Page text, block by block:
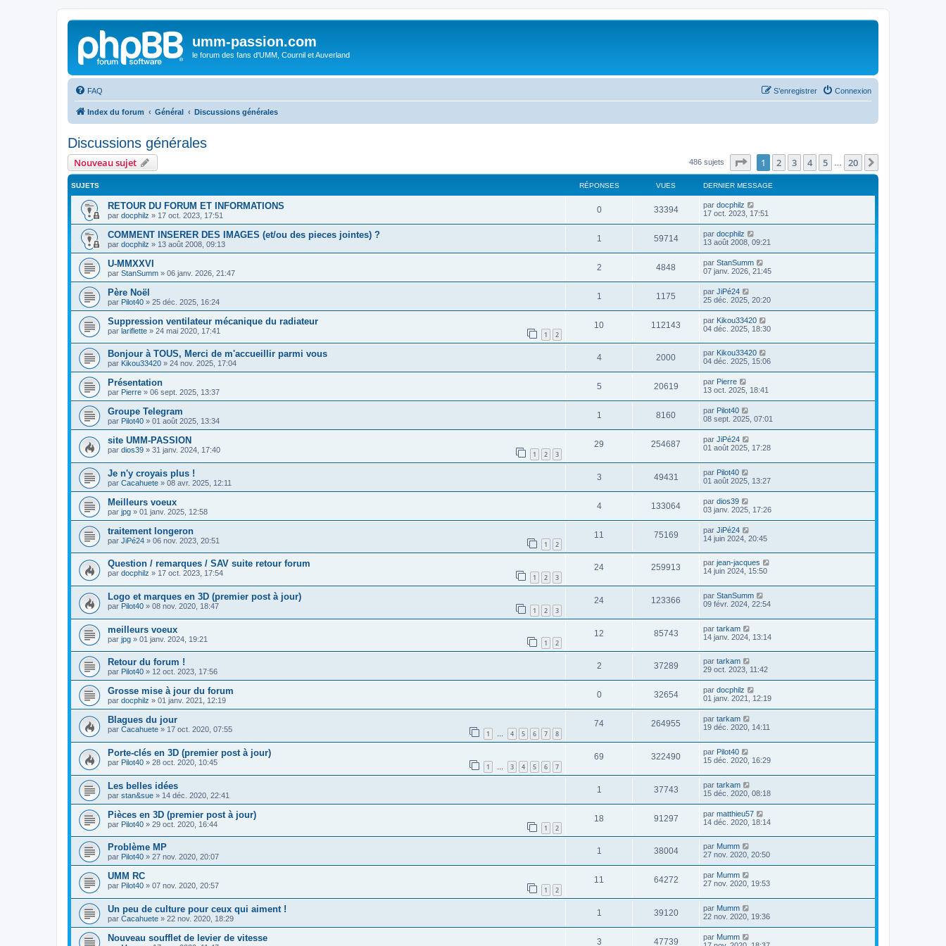
umm-passion.com
le forum des fans d'UMM, Cournil et Auverland
FAQ Connexion
S’enregistrer
Index du forum Général Discussions générales
Discussions générales
Nouveau sujet 486 sujets Page sur20
1 2 3 4 5 20
SUJETS RÉPONSES VUES DERNIER MESSAGE
RETOUR DU FORUM ET INFORMATIONS
par docphilz » 17 oct. 2023, 17:51
0 33394 par docphilz
17 oct. 2023, 17:51
COMMENT INSERER DES IMAGES (et/ou des pieces jointes) ?
par docphilz » 13 août 2008, 09:13
1 59714 par docphilz
13 août 2008, 09:21
U-MMXXVI
par StanSumm » 06 janv. 2026, 21:47
2 4848 par StanSumm
07 janv. 2026, 21:45
Père Noël
par Pilot40 » 25 déc. 2025, 16:24
1 1175 par JiPé24
25 déc. 2025, 20:20
Suppression ventilateur mécanique du radiateur
par lariflette » 24 mai 2020, 17:41 1 2
10 112143 par Kikou33420
04 déc. 2025, 18:30
Bonjour à TOUS, Merci de m'accueillir parmi vous
par Kikou33420 » 24 nov. 2025, 17:04
4 2000 par Kikou33420
04 déc. 2025, 15:06
Présentation
par Pierre » 06 sept. 2025, 13:37
5 20619 par Pierre
13 oct. 2025, 18:41
Groupe Telegram
par Pilot40 » 01 août 2025, 13:34
1 8160 par Pilot40
08 sept. 2025, 07:01
site UMM-PASSION
par dios39 » 31 janv. 2024, 17:40 1 2 3
29 254687 par JiPé24
01 août 2025, 17:28
Je n'y croyais plus !
par Cacahuete » 08 avr. 2025, 12:11
3 49431 par Pilot40
01 août 2025, 13:27
Meilleurs voeux
par jpg » 01 janv. 2025, 12:58
4 133064 par dios39
03 janv. 2025, 17:26
traitement longeron
par JiPé24 » 06 nov. 2023, 20:51 1 2
11 75169 par JiPé24
14 juin 2024, 20:45
Question / remarques / SAV suite retour forum
par docphilz » 17 oct. 2023, 17:54 1 2 3
24 259913 par jean-jacques
14 juin 2024, 15:50
Logo et marques en 3D (premier post à jour)
par Pilot40 » 08 nov. 2020, 18:47 1 2 3
24 123366 par StanSumm
09 févr. 2024, 22:54
meilleurs voeux
par jpg » 01 janv. 2024, 19:21 1 2
12 85743 par tarkam
14 janv. 2024, 13:14
Retour du forum !
par Pilot40 » 12 oct. 2023, 17:56
2 37289 par tarkam
29 oct. 2023, 11:42
Grosse mise à jour du forum
par docphilz » 01 janv. 2021, 12:19
0 32654 par docphilz
01 janv. 2021, 12:19
Blagues du jour
par Cacahuete » 17 oct. 2020, 07:55 1 … 4 5 6 7 8
74 264955 par tarkam
19 déc. 2020, 14:11
Porte-clés en 3D (premier post à jour)
par Pilot40 » 28 oct. 2020, 10:45 1 … 3 4 5 6 7
69 322490 par Pilot40
15 déc. 2020, 16:29
Les belles idées
par stan&sue » 14 déc. 2020, 22:41
1 37743 par tarkam
15 déc. 2020, 08:18
Pièces en 3D (premier post à jour)
par Pilot40 » 29 oct. 2020, 16:44 1 2
18 91297 par matthieu57
14 déc. 2020, 18:14
Problème MP
par Pilot40 » 27 nov. 2020, 20:07
1 38004 par Mumm
27 nov. 2020, 20:50
UMM RC
par Pilot40 » 07 nov. 2020, 20:57 1 2
11 64272 par Mumm
27 nov. 2020, 19:53
Un peu de culture pour ceux qui aiment !
par Cacahuete » 22 nov. 2020, 18:29
1 39120 par Mumm
22 nov. 2020, 19:36
Nouveau soufflet de levier de vitesse 3 47739 par Mumm